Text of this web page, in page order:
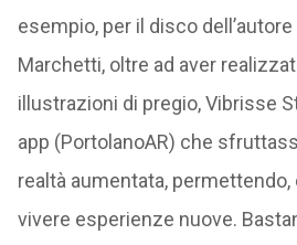
esempio, per il disco
Marchetti, oltre ad aver
illustrazioni di pregio, Vibrisse
app (PortolanoAR) che
realtà aumentata, permettendo,
vivere esperienze nuove.